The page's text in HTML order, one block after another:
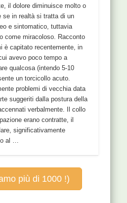
il dolore diminuisce molto o
se in realtà si tratta di un
e sintomatico, tuttavia
come miracoloso. Racconto
è capitato recentemente, in
avevo poco tempo a
qualcosa (intendo 5-10
un torcicollo acuto.
problemi di vecchia data
suggeriti dalla postura della
verbalmente. Il collo
erano contratte, il
significativamente
al …
più di 1000 !)